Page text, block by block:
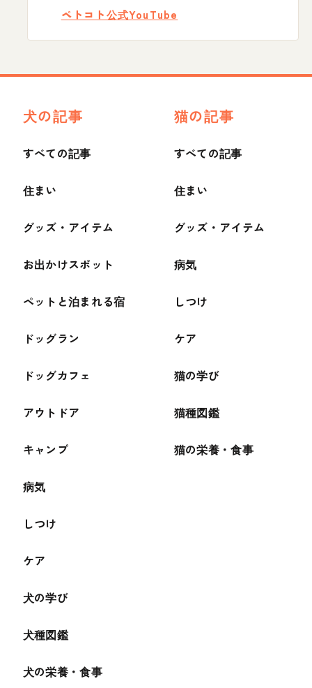
ペトコト公式YouTube
犬の記事
すべての記事
住まい
グッズ・アイテム
お出かけスポット
ペットと泊まれる宿
ドッグラン
ドッグカフェ
アウトドア
キャンプ
病気
しつけ
ケア
犬の学び
犬種図鑑
犬の栄養・食事
猫の記事
すべての記事
住まい
グッズ・アイテム
病気
しつけ
ケア
猫の学び
猫種図鑑
猫の栄養・食事